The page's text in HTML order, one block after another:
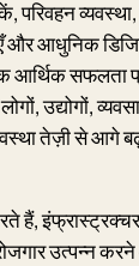
व्यवस्था,
और आधुनिक
सफलता
उद्योगों,
तेज़ी से आगे
इंफ्रास्ट्रक्चर
उत्पन्न